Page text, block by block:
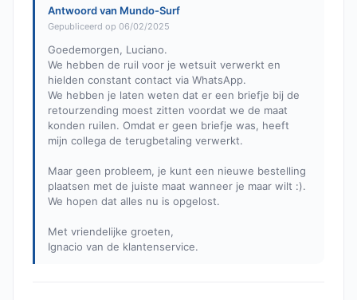
Antwoord van Mundo-Surf
Gepubliceerd op 06/02/2025
Goedemorgen, Luciano.
We hebben de ruil voor je wetsuit verwerkt en
hielden constant contact via WhatsApp.
We hebben je laten weten dat er een briefje bij de
retourzending moest zitten voordat we de maat
konden ruilen. Omdat er geen briefje was, heeft
mijn collega de terugbetaling verwerkt.
Maar geen probleem, je kunt een nieuwe bestelling
plaatsen met de juiste maat wanneer je maar wilt :).
We hopen dat alles nu is opgelost.
Met vriendelijke groeten,
Ignacio van de klantenservice.